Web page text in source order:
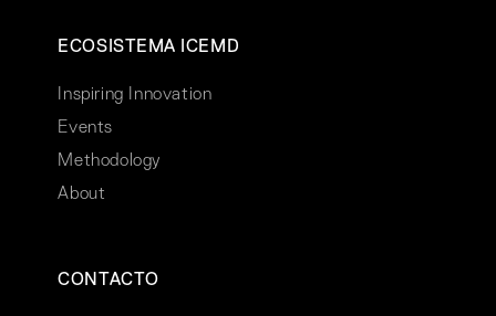
ECOSISTEMA ICEMD
Inspiring Innovation
Events
Methodology
About
CONTACTO